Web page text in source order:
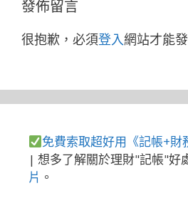
發佈留言
很抱歉，必須登入網站才能
免費索取超好用《記帳+財
| 想多了解關於理財"記帳"好
片 。